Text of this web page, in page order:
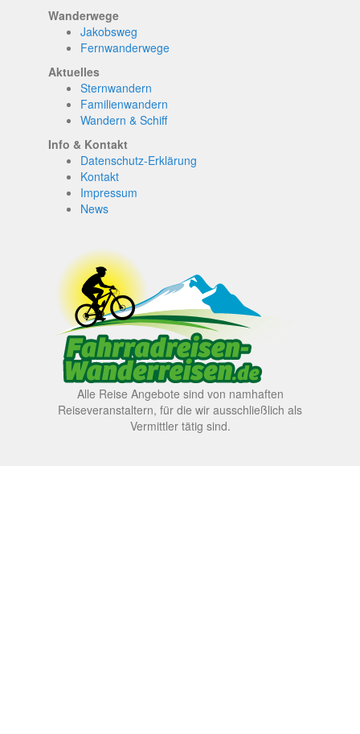
Wanderwege
Jakobsweg
Fernwanderwege
Aktuelles
Sternwandern
Familienwandern
Wandern & Schiff
Info & Kontakt
Datenschutz-Erklärung
Kontakt
Impressum
News
Alle Reise Angebote sind von namhaften
Reiseveranstaltern, für die wir ausschließlich als
Vermittler tätig sind.